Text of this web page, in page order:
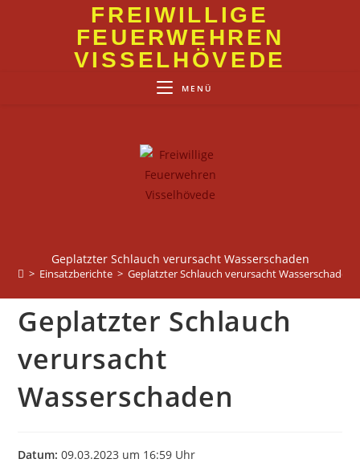
FREIWILLIGE
FEUERWEHREN
VISSELHÖVEDE
MENÜ
Geplatzter Schlauch verursacht Wasserschaden
> Einsatzberichte > Geplatzter Schlauch verursacht Wasserschaden
Geplatzter Schlauch
verursacht
Wasserschaden
Datum: 09.03.2023 um 16:59 Uhr